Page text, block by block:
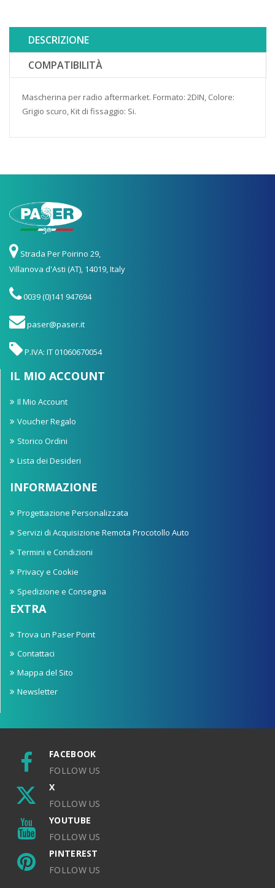
DESCRIZIONE
COMPATIBILITÀ
Mascherina per radio aftermarket. Formato: 2DIN, Colore:
Grigio scuro, Kit di fissaggio: Si.
Strada Per Poirino 29,
Villanova d'Asti (AT), 14019, Italy
0039 (0)141 947694
paser@paser.it
P.IVA: IT 01060670054
IL MIO ACCOUNT
Il Mio Account
Voucher Regalo
Storico Ordini
Lista dei Desideri
INFORMAZIONE
Progettazione Personalizzata
Servizi di Acquisizione Remota Procotollo Auto
Termini e Condizioni
Privacy e Cookie
Spedizione e Consegna
EXTRA
Trova un Paser Point
Contattaci
Mappa del Sito
Newsletter
FACEBOOK
FOLLOW US
X
FOLLOW US
YOUTUBE
FOLLOW US
PINTEREST
FOLLOW US